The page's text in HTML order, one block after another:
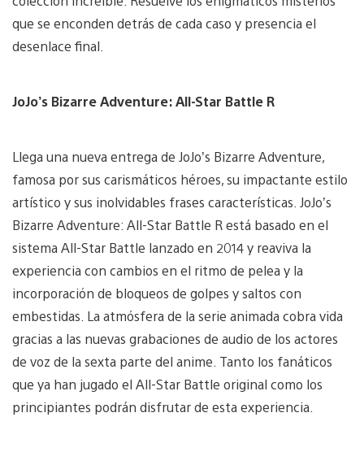
que se enconden detrás de cada caso y presencia el
desenlace final.
JoJo’s Bizarre Adventure: All-Star Battle R
Llega una nueva entrega de JoJo’s Bizarre Adventure,
famosa por sus carismáticos héroes, su impactante estilo
artístico y sus inolvidables frases características. JoJo’s
Bizarre Adventure: All-Star Battle R está basado en el
sistema All-Star Battle lanzado en 2014 y reaviva la
experiencia con cambios en el ritmo de pelea y la
incorporación de bloqueos de golpes y saltos con
embestidas. La atmósfera de la serie animada cobra vida
gracias a las nuevas grabaciones de audio de los actores
de voz de la sexta parte del anime. Tanto los fanáticos
que ya han jugado el All-Star Battle original como los
principiantes podrán disfrutar de esta experiencia.